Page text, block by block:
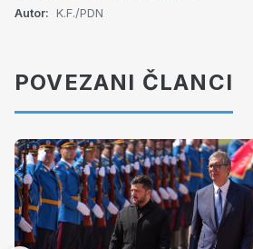
Autor: K.F./PDN
POVEZANI ČLANCI